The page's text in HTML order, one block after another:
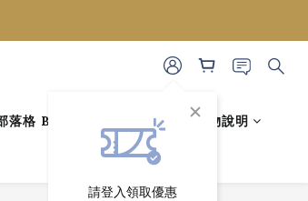
請登入領取優惠
落格 BLOG 藝人穿搭 購物說明